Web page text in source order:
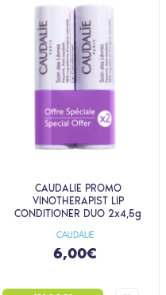
CAUDALIE
CAUDALIE PROMO
VINOTHERAPIST LIP
CONDITIONER DUO 2x4,5g
6,00€